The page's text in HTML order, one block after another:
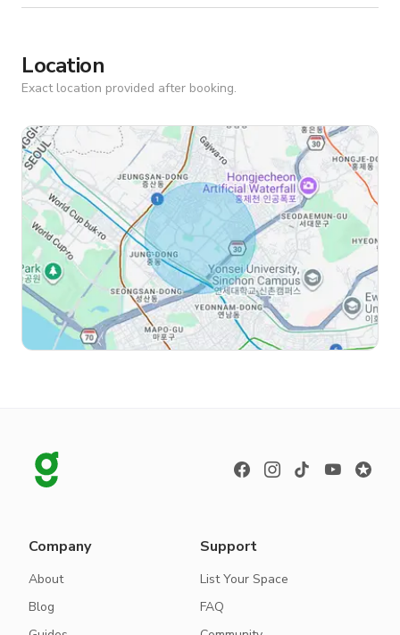
Location
Exact location provided after booking.
Company
About
Blog
Support
List Your Space
FAQ